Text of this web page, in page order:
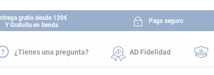
gratis desde 120€
Y Gratuita en tienda
Pago seguro
¿Tienes una pregunta? AD Fidelidad